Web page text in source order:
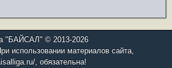
"БАЙСАЛ" © 2013-2026
использовании материалов сайта,
, обязательна!